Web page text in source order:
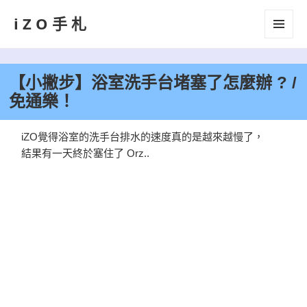
iZO手札
【小撇步】浴室洗手台堵塞了怎麼辦 ? /
免通樂！
iZO覺得浴室的洗手台排水的速度真的是越來越慢了，
結果有一天終於塞住了 Orz..